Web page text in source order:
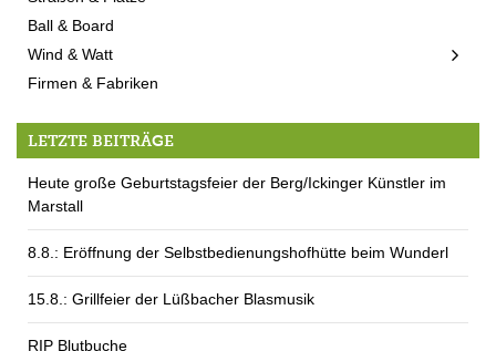
Ball & Board
Wind & Watt
Firmen & Fabriken
LETZTE BEITRÄGE
Heute große Geburtstagsfeier der Berg/Ickinger Künstler im
Marstall
8.8.: Eröffnung der Selbstbedienungshofhütte beim Wunderl
15.8.: Grillfeier der Lüßbacher Blasmusik
RIP Blutbuche